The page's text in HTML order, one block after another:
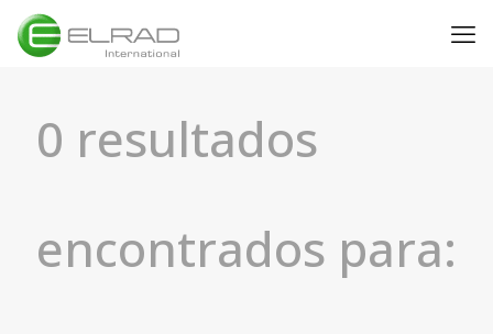
0 resultados
encontrados para: